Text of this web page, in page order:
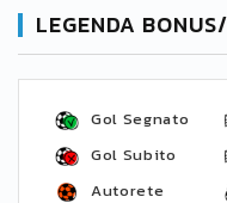
LEGENDA
Gol Segnato
Gol Subito
Autorete